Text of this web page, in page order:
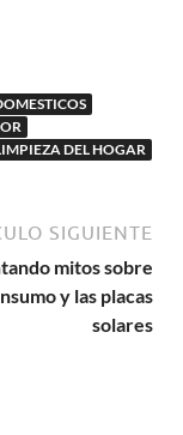
DEL HOGAR
SIGUIENTE
mitos sobre
y las placas
solares